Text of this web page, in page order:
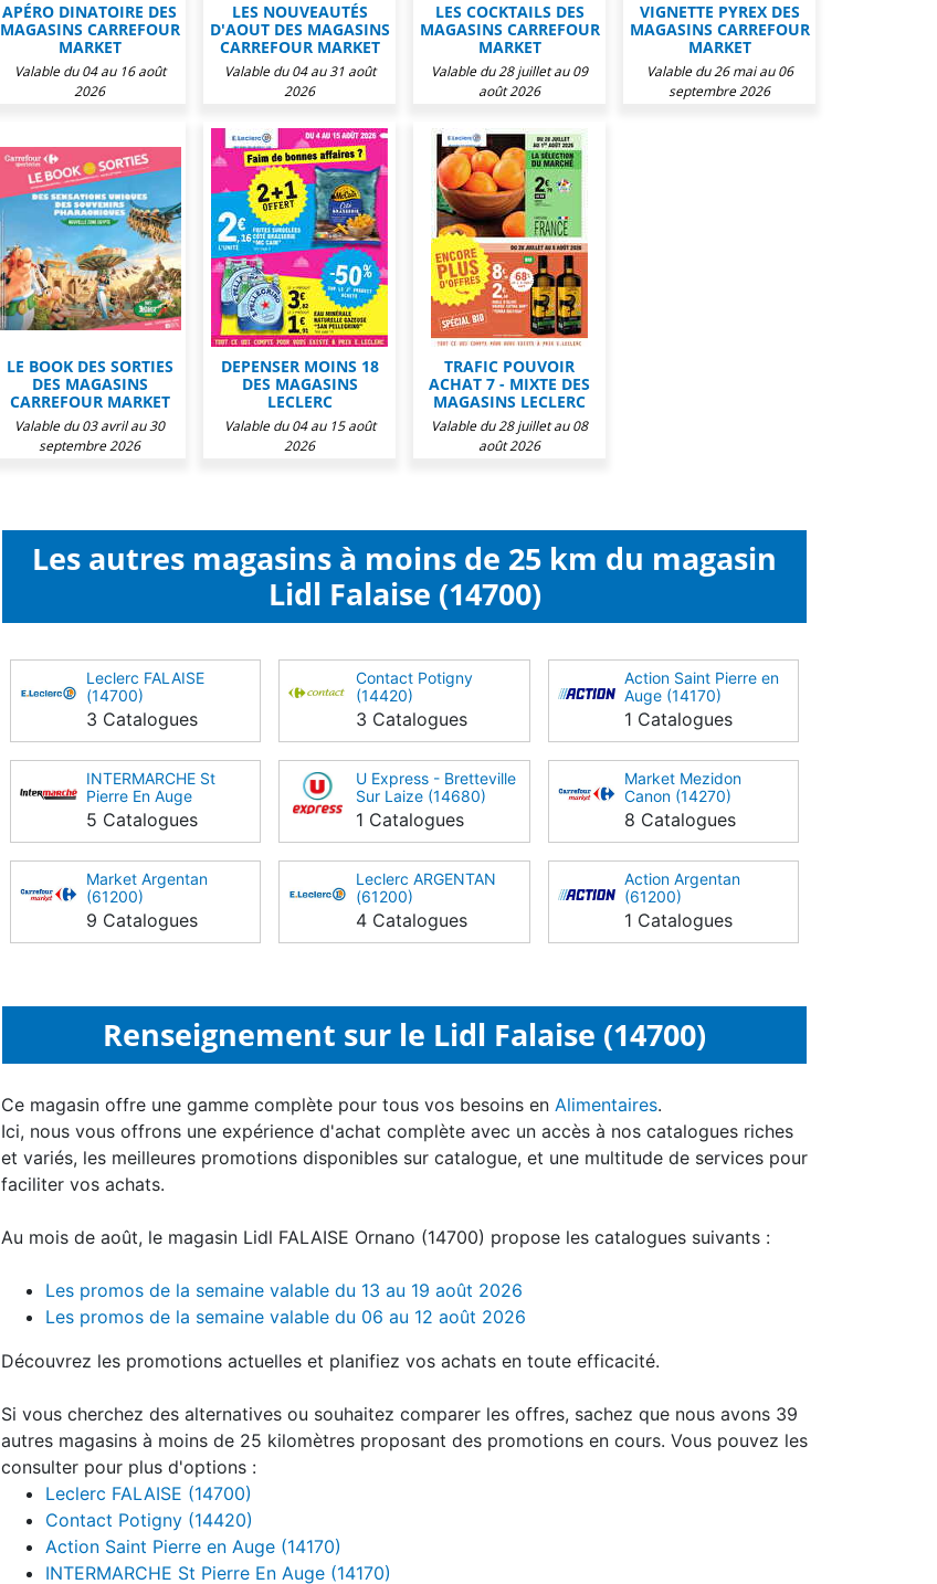
APÉRO DINATOIRE DES
MAGASINS CARREFOUR
MARKET
Valable du 04 au 16 août
2026
LES NOUVEAUTÉS
D'AOUT DES MAGASINS
CARREFOUR MARKET
Valable du 04 au 31 août
2026
LES COCKTAILS DES
MAGASINS CARREFOUR
MARKET
Valable du 28 juillet au 09
août 2026
VIGNETTE PYREX DES
MAGASINS CARREFOUR
MARKET
Valable du 26 mai au 06
septembre 2026
LE BOOK DES SORTIES
DES MAGASINS
CARREFOUR MARKET
Valable du 03 avril au 30
septembre 2026
DEPENSER MOINS 18
DES MAGASINS
LECLERC
Valable du 04 au 15 août
2026
TRAFIC POUVOIR
ACHAT 7 - MIXTE DES
MAGASINS LECLERC
Valable du 28 juillet au 08
août 2026
Les autres magasins à moins de 25 km du magasin
Lidl Falaise (14700)
Leclerc FALAISE
(14700)
3 Catalogues
Contact Potigny
(14420)
3 Catalogues
Action Saint Pierre en
Auge (14170)
1 Catalogues
INTERMARCHE St
Pierre En Auge
(14170)
5 Catalogues
U Express - Bretteville
Sur Laize (14680)
1 Catalogues
Market Mezidon
Canon (14270)
8 Catalogues
Market Argentan
(61200)
9 Catalogues
Leclerc ARGENTAN
(61200)
4 Catalogues
Action Argentan
(61200)
1 Catalogues
Renseignement sur le Lidl Falaise (14700)
Ce magasin offre une gamme complète pour tous vos besoins en Alimentaires.
Ici, nous vous offrons une expérience d'achat complète avec un accès à nos catalogues riches
et variés, les meilleures promotions disponibles sur catalogue, et une multitude de services pour
faciliter vos achats.
Au mois de août, le magasin Lidl FALAISE Ornano (14700) propose les catalogues suivants :
Les promos de la semaine valable du 13 au 19 août 2026
Les promos de la semaine valable du 06 au 12 août 2026
Découvrez les promotions actuelles et planifiez vos achats en toute efficacité.
Si vous cherchez des alternatives ou souhaitez comparer les offres, sachez que nous avons 39
autres magasins à moins de 25 kilomètres proposant des promotions en cours. Vous pouvez les
consulter pour plus d'options :
Leclerc FALAISE (14700)
Contact Potigny (14420)
Action Saint Pierre en Auge (14170)
INTERMARCHE St Pierre En Auge (14170)